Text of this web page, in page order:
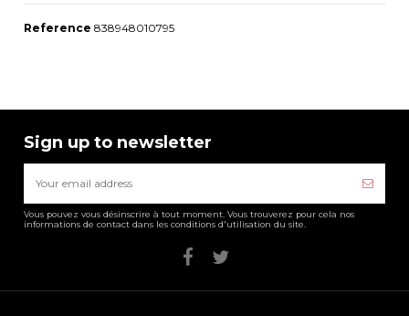
Reference 838948010795
Sign up to newsletter
Vous pouvez vous désinscrire à tout moment. Vous trouverez pour cela nos
informations de contact dans les conditions d'utilisation du site.